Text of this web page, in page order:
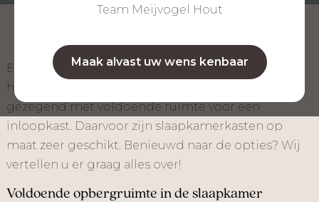
Team Meijvogel Hout
Maak alvast uw wens kenbaar
Een inloopkast, dat is van vrijwel iedere
huiseigenaar een droom. Helaas is niet ieder huis
gezegend met voldoende ruimte voor een
inloopkast. Daarvoor zijn slaapkamerkasten op
maat zeer geschikt. Benieuwd naar de opties? Wij
vertellen u er graag alles over!
Voldoende opbergruimte in de slaapkamer